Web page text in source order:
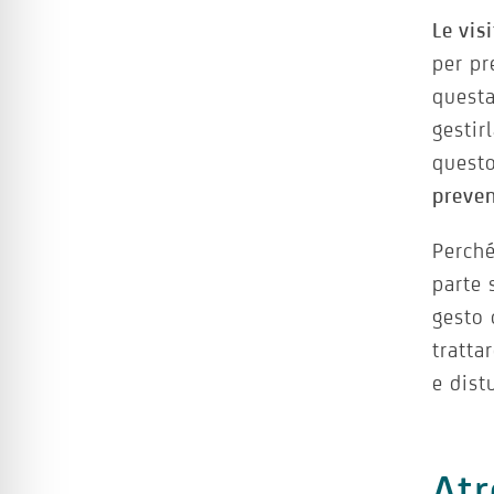
Le
per
parte
gesto
e